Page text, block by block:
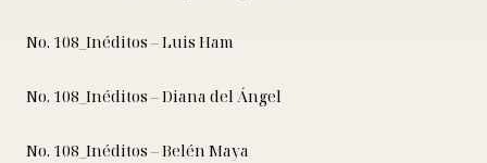
No. 108_Inéditos – Luis Ham
No. 108_Inéditos – Diana del Ángel
No. 108_Inéditos – Belén Maya